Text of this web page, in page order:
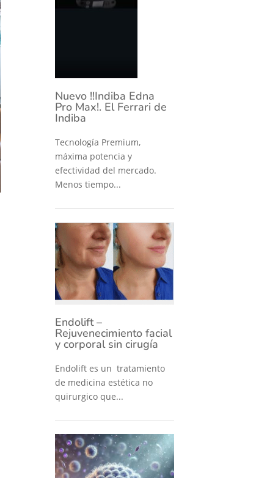
Nuevo !!Indiba Edna
Pro Max!. El Ferrari de
Indiba
Tecnología Premium,
máxima potencia y
efectividad del mercado.
Menos tiempo...
Endolift –
Rejuvenecimiento facial
y corporal sin cirugía
Endolift es un tratamiento
de medicina estética no
quirurgico que...